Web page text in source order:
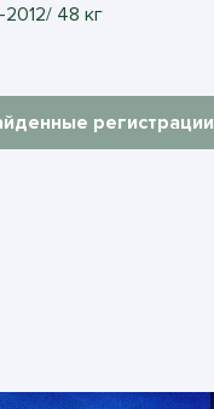
48 кг
регистрации